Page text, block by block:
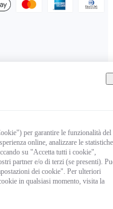
per garantire le funzionalità del
online, analizzare le
su "Accetta tutti i cookie",
partner e/o di terzi (se presenti).
dei cookie". Per ulteriori
in qualsiasi momento, visita la